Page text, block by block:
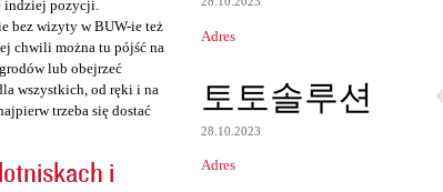
indziej pozycji.
bez wizyty w BUW-ie też
chwili można tu pójść na
lub obejrzeć
wszystkich, od ręki i na
trzeba się dostać
i
Adres
토토솔루션
28.10.2023
Adres